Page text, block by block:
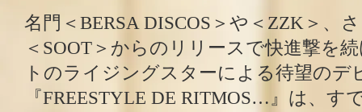
名門＜BERSA DISCOS＞や＜ZZK＞、
＜SOOT＞からのリリースで快進撃を
トのライジングスターによる待望のデ
『FREESTYLE DE RITMOS…』は、す